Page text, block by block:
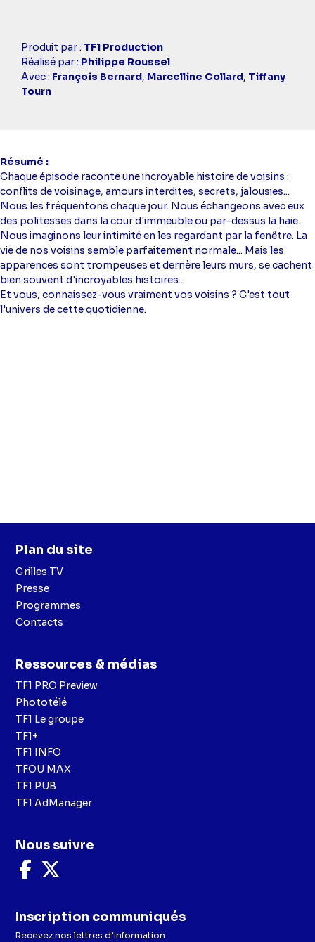
Casting
simba
Produit par : TF1 Production
Réalisé par : Philippe Roussel
Avec : François Bernard, Marcelline Collard, Tiffany
Tourn
Résumé
Chaque épisode raconte une incroyable histoire de voisins :
conflits de voisinage, amours interdites, secrets, jalousies...
Nous les fréquentons chaque jour. Nous échangeons avec eux
des politesses dans la cour d'immeuble ou par-dessus la haie.
Nous imaginons leur intimité en les regardant par la fenêtre. La
vie de nos voisins semble parfaitement normale... Mais les
apparences sont trompeuses et derrière leurs murs, se cachent
bien souvent d'incroyables histoires...
Et vous, connaissez-vous vraiment vos voisins ? C'est tout
l'univers de cette quotidienne.
Plan du site
Grilles TV
Presse
Programmes
Contacts
Ressources & médias
TF1 PRO Preview
Phototélé
TF1 Le groupe
TF1+
TF1 INFO
TFOU MAX
TF1 PUB
TF1 AdManager
Nous suivre
Nous
suivre
Facebook
X
Inscription communiqués
Recevez nos lettres d’information